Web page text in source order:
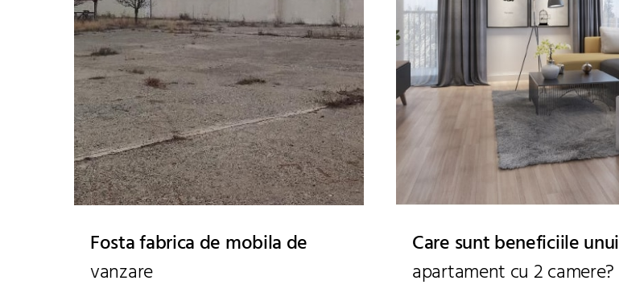
Fosta fabrica de mobila de
vanzare
Care sunt beneficiile unui
apartament cu 2 camere?